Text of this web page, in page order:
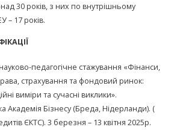
30 років, з них по внутрішньому
– 17 років.
педагогічне стажування «Фінанси,
страхування та фондовий ринок:
виміри та сучасні виклики».
Академія Бізнесу (Бреда, Нідерланди). (
ЄКТС). 3 березня – 13 квітня 2025р.